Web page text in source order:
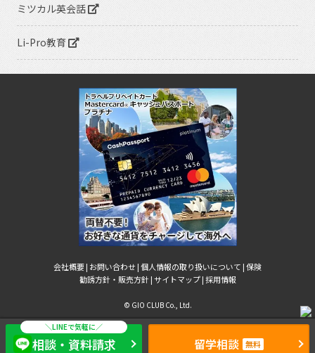
ミツカル英会話
Li-Pro教育
会社概要 | お問い合わせ |個人情報の取り扱いについて |保険
勧誘方針・販売方針 |サイトマップ |採用情報
© GIO CLUB Co., Ltd.
相談・資料請求 留学相談 無料